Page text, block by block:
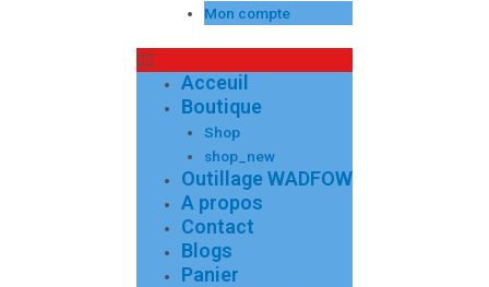
Mon compte
Acceuil
Boutique
Shop
shop_new
Outillage WADFOW
A propos
Contact
Blogs
Panier